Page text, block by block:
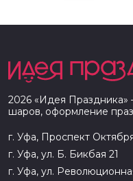
2026 «Идея Праздника»
шаров, оформление
г. Уфа, Проспект Октября
г. Уфа, ул. Б. Бикбая 21
г. Уфа, ул.